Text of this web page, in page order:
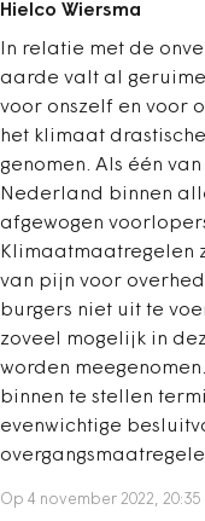
Hielco Wiersma
In relatie met de
aarde valt al
voor onszelf en voor
het klimaat
genomen. Als één
Nederland binnen
afgewogen
Klimaatmaatregelen
van pijn voor
burgers niet uit te
zoveel mogelijk in
worden
binnen te stellen
evenwichtige
Op 4 november 2022, 20:35